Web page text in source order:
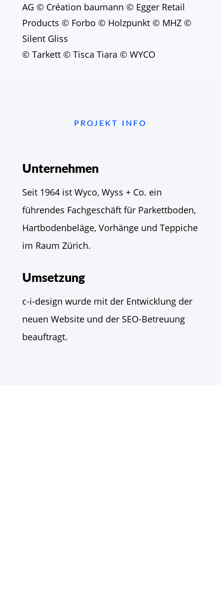
AG © Création baumann © Egger Retail
Products © Forbo © Holzpunkt © MHZ ©
Silent Gliss
© Tarkett © Tisca Tiara © WYCO
PROJEKT INFO
Unternehmen
Seit 1964 ist Wyco, Wyss + Co. ein
führendes Fachgeschäft für Parkettboden,
Hartbodenbeläge, Vorhänge und Teppiche
im Raum Zürich.
Umsetzung
c-i-design wurde mit der Entwicklung der
neuen Website und der SEO-Betreuung
beauftragt.